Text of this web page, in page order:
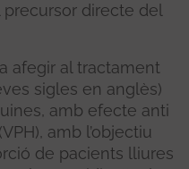
directe del
afegir al tractament
sigles en anglès)
amb efecte anti
amb l’objectiu
de pacients lliures